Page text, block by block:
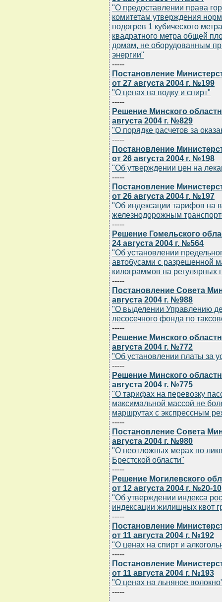
"О предоставлении права
комитетам утверждения
подогрев 1 кубического
квадратного метра общей
домам, не оборудованным
энергии"
-----
Постановление
от 27 августа 2004 г. №199
"О ценах на водку и спирт"
-----
Решение Минского
августа 2004 г. №829
"О порядке расчетов за
-----
Постановление
от 26 августа 2004 г. №198
"Об утверждении цен на
-----
Постановление
от 26 августа 2004 г. №197
"Об индексации тарифов на
железнодорожным
-----
Решение Гомельского
24 августа 2004 г. №564
"Об установлении
автобусами с разрешенной
килограммов на регулярных
-----
Постановление Совета
августа 2004 г. №988
"О выделении Управлению
лесосечного фонда по
-----
Решение Минского
августа 2004 г. №772
"Об установлении платы за
-----
Решение Минского
августа 2004 г. №775
"О тарифах на перевозку
максимальной массой не
маршрутах с экспрессным
-----
Постановление Совета
августа 2004 г. №980
"О неотложных мерах по
Брестской области"
-----
Решение Могилевского
от 12 августа 2004 г. №20-10
"Об утверждении индекса
индексации жилищных квот
-----
Постановление
от 11 августа 2004 г. №192
"О ценах на спирт и
-----
Постановление
от 11 августа 2004 г. №193
"О ценах на льняное
-----